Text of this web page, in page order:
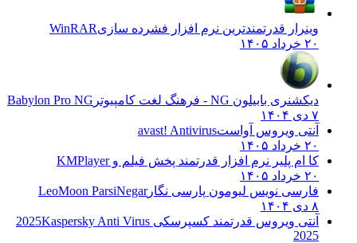
وینرار قدرتمندترین نرم افزار فشرده سازیWinRAR
۲۰ خرداد ۱۴۰۵
دیکشنری بابیلون NG - فرهنگ لغت کامپیوتر
Babylon Pro NG
۷ دی ۱۴۰۴
آنتی ویروس آواستavast! Antivirus
۲۰ خرداد ۱۴۰۵
کا ام پلیر نرم افزار قدرتمند پخش فیلم وKMPlayer
۲۰ خرداد ۱۴۰۵
فارسی نویس لیومون پارسی نگارLeoMoon ParsiNegar
۸ دی ۱۴۰۴
آنتی ویروس قدرتمند کسپرسکی 2025 Kaspersky Anti Virus
2025